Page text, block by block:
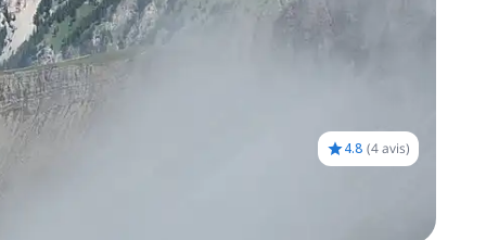
4.8 (4 avis)